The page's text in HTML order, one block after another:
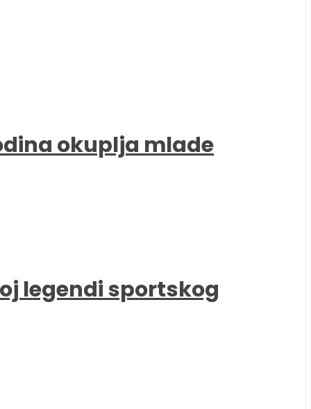
okuplja mlade
legendi sportskog